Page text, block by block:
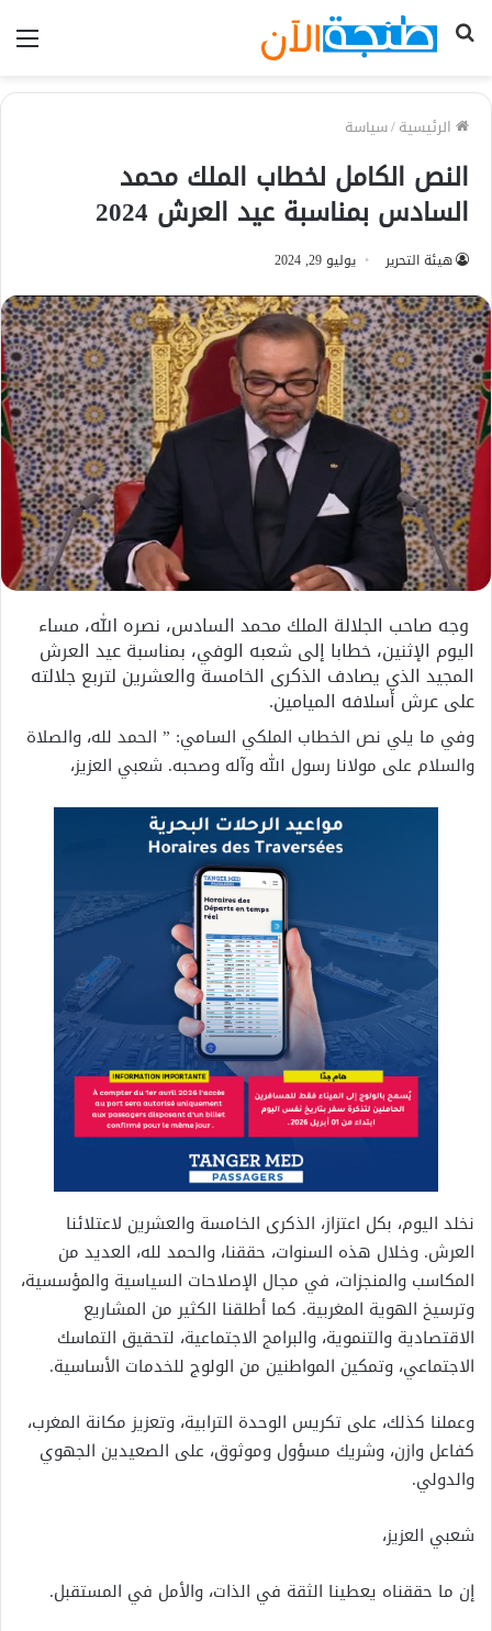
بحث
الرئيسية/سياسة
النص الكامل لخطاب الملك محمد
السادس بمناسبة عيد العرش 2024
هيئة التحرير يوليو 29, 2024
وجه صاحب الجلالة الملك محمد السادس، نصره الله، مساء
اليوم الإثنين، خطابا إلى شعبه الوفي، بمناسبة عيد العرش
المجيد الذي يصادف الذكرى الخامسة والعشرين لتربع جلالته
على عرش أسلافه الميامين.
وفي ما يلي نص الخطاب الملكي السامي: ” الحمد لله، والصلاة
والسلام على مولانا رسول الله وآله وصحبه. شعبي العزيز،
نخلد اليوم، بكل اعتزاز، الذكرى الخامسة والعشرين لاعتلائنا
العرش. وخلال هذه السنوات، حققنا، والحمد لله، العديد من
المكاسب والمنجزات، في مجال الإصلاحات السياسية والمؤسسية،
وترسيخ الهوية المغربية. كما أطلقنا الكثير من المشاريع
الاقتصادية والتنموية، والبرامج الاجتماعية، لتحقيق التماسك
الاجتماعي، وتمكين المواطنين من الولوج للخدمات الأساسية.
وعملنا كذلك، على تكريس الوحدة الترابية، وتعزيز مكانة المغرب،
كفاعل وازن، وشريك مسؤول وموثوق، على الصعيدين الجهوي
والدولي.
شعبي العزيز،
إن ما حققناه يعطينا الثقة في الذات، والأمل في المستقبل.